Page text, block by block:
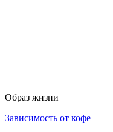
Образ жизни
Зависимость от кофе